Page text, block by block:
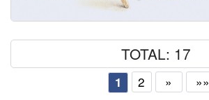
TOTAL: 17
1 2 » »»